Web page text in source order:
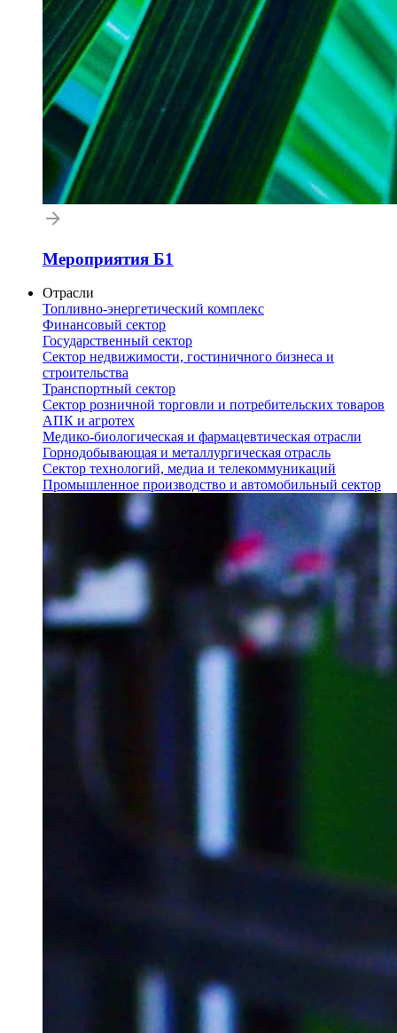
Мероприятия Б1
Отрасли
Топливно-энергетический комплекс
Финансовый сектор
Государственный сектор
Сектор недвижимости, гостиничного бизнеса и
строительства
Транспортный сектор
Сектор розничной торговли и потребительских товаров
АПК и агротех
Медико-биологическая и фармацевтическая отрасли
Горнодобывающая и металлургическая отрасль
Сектор технологий, медиа и телекоммуникаций
Промышленное производство и автомобильный сектор